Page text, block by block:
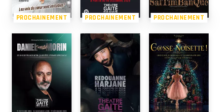
PROCHAINEMENT PROCHAINEMENT PROCHAINEMENT